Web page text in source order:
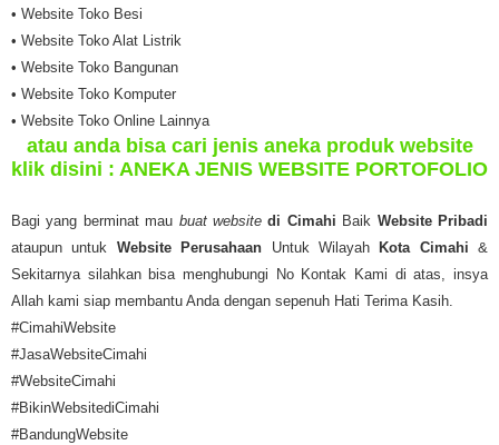
• Website Toko Besi
• Website Toko Alat Listrik
• Website Toko Bangunan
• Website Toko Komputer
• Website Toko Online Lainnya
atau anda bisa cari jenis aneka produk website
klik disini : ANEKA JENIS WEBSITE PORTOFOLIO
Bagi yang berminat mau buat website di Cimahi Baik Website Pribadi
ataupun untuk Website Perusahaan Untuk Wilayah Kota Cimahi &
Sekitarnya silahkan bisa menghubungi No Kontak Kami di atas, insya
Allah kami siap membantu Anda dengan sepenuh Hati Terima Kasih.
#CimahiWebsite
#JasaWebsiteCimahi
#WebsiteCimahi
#BikinWebsitediCimahi
#BandungWebsite